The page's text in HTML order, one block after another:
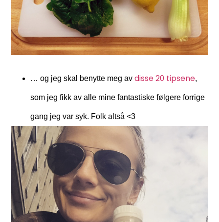
… og jeg skal benytte meg avdisse 20 tipsene,
som jeg fikk av alle mine fantastiske følgere forrige
gang jeg var syk. Folk altså <3